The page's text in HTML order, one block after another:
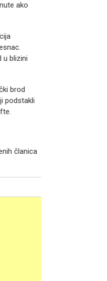
ako
u blizini
brod
podstakli
članica